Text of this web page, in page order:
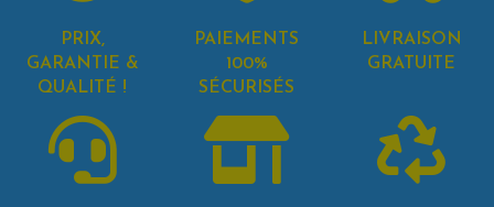
PRIX,
GARANTIE &
QUALITÉ !
PAIEMENTS
100%
SÉCURISÉS
LIVRAISON
GRATUITE